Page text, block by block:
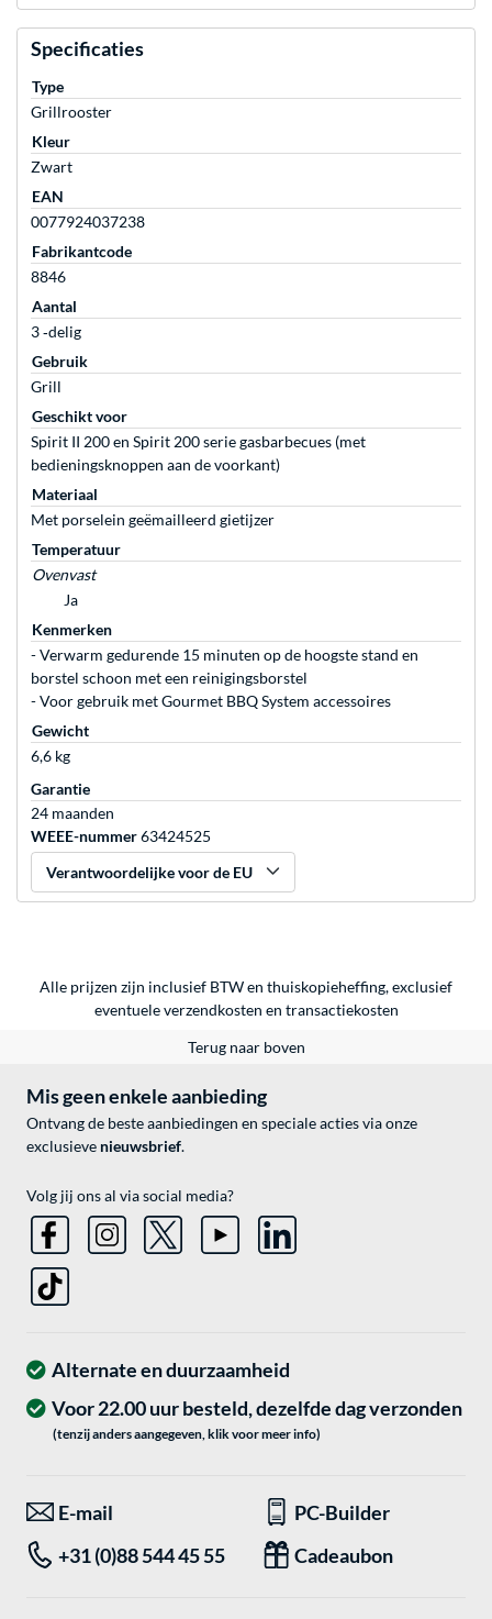
Specificaties
Type
Grillrooster
Kleur
Zwart
EAN
0077924037238
Fabrikantcode
8846
Aantal
3 ‐delig
Gebruik
Grill
Geschikt voor
Spirit II 200 en Spirit 200 serie gasbarbecues (met
bedieningsknoppen aan de voorkant)
Materiaal
Met porselein geëmailleerd gietijzer
Temperatuur
Ovenvast
Ja
Kenmerken
- Verwarm gedurende 15 minuten op de hoogste stand en
borstel schoon met een reinigingsborstel
- Voor gebruik met Gourmet BBQ System accessoires
Gewicht
6,6 kg
Garantie
24 maanden
WEEE-nummer63424525
Verantwoordelijke voor de EU
Alle prijzen zijn inclusief BTW en thuiskopieheffing, exclusief
eventueleverzendkosten en transactiekosten
Terug naar boven
Mis geen enkele aanbieding
Ontvang de beste aanbiedingen en speciale acties via onze
exclusieve nieuwsbrief.
Volg jij ons al via social media?
Alternate en duurzaamheid
Voor 22.00 uur besteld, dezelfde dag verzonden
(tenzij anders aangegeven, klik voor meer info)
E-mail
PC-Builder
+31 (0)88 544 45 55
Cadeaubon